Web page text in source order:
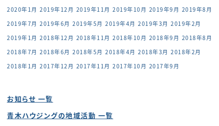
2020年1月 2019年12月 2019年11月 2019年10月 2019年9月 2019年8月
2019年7月 2019年6月 2019年5月 2019年4月 2019年3月 2019年2月
2019年1月 2018年12月 2018年11月 2018年10月 2018年9月 2018年8月
2018年7月 2018年6月 2018年5月 2018年4月 2018年3月 2018年2月
2018年1月 2017年12月 2017年11月 2017年10月 2017年9月
お知らせ 一覧
青木ハウジングの地域活動 一覧